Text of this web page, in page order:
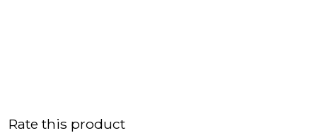
Rate this product